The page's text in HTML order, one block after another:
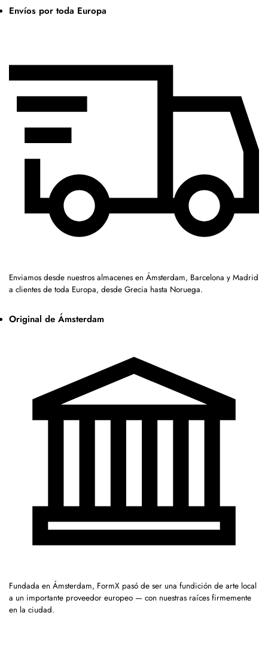
Envíos por toda Europa
Enviamos desde nuestros almacenes en Ámsterdam, Barcelona y Madrid
a clientes de toda Europa, desde Grecia hasta Noruega.
Original de Ámsterdam
Fundada en Ámsterdam, FormX pasó de ser una fundición de arte local
a un importante proveedor europeo — con nuestras raíces firmemente
en la ciudad.